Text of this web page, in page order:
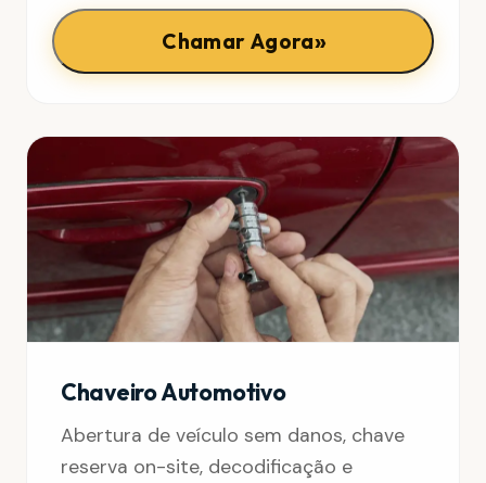
Chamar Agora»
Chaveiro Automotivo
Abertura de veículo sem danos, chave
reserva on-site, decodificação e